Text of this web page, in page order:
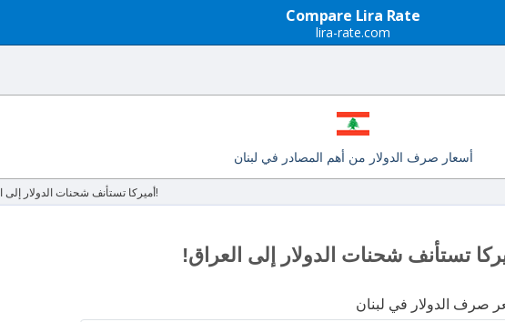
Compare Lira Rate
lira-rate.com
أسعار صرف الدولار من أهم المصادر في لبنان
أميركا تستأنف شحنات الدولار إلى العراق!
تستأنف شحنات الدولار إلى العراق!
صرف الدولار في لبنان